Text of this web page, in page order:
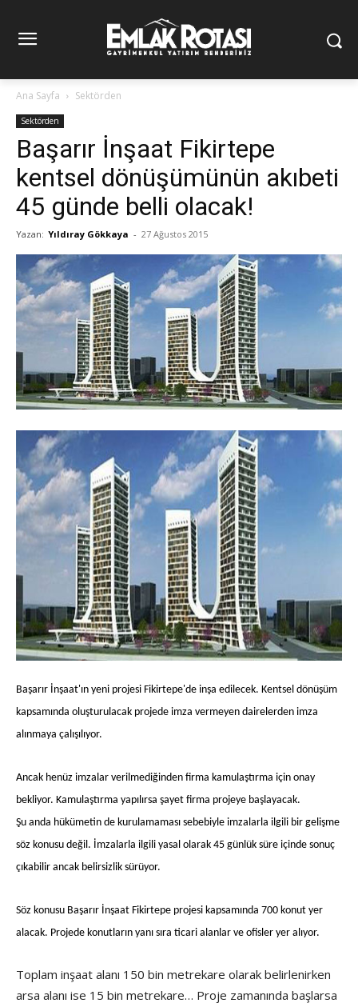
Ana Sayfa Sektörden
Sektörden
Başarır İnşaat Fikirtepe
kentsel dönüşümünün akıbeti
45 günde belli olacak!
Yazan: Yıldıray Gökkaya - 27 Ağustos 2015
Başarır İnşaat'ın yeni projesi Fikirtepe'de inşa edilecek. Kentsel dönüşüm
kapsamında oluşturulacak projede imza vermeyen dairelerden imza
alınmaya çalışılıyor.
Ancak henüz imzalar verilmediğinden firma kamulaştırma için onay
bekliyor. Kamulaştırma yapılırsa şayet firma projeye başlayacak.
Şu anda hükümetin de kurulamaması sebebiyle imzalarla ilgili bir gelişme
söz konusu değil. İmzalarla ilgili yasal olarak 45 günlük süre içinde sonuç
çıkabilir ancak belirsizlik sürüyor.
Söz konusu Başarır İnşaat Fikirtepe projesi kapsamında 700 konut yer
alacak. Projede konutların yanı sıra ticari alanlar ve ofisler yer alıyor.
Toplam inşaat alanı 150 bin metrekare olarak belirlenirken
arsa alanı ise 15 bin metrekare… Proje zamanında başlarsa